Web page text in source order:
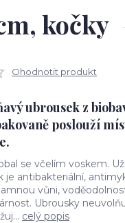
kočky
Ohodnotit produkt
ubrousek z
poslouží
se včelím voskem.
je antibakteriální,
vůni,
Ubrousky
celý popis